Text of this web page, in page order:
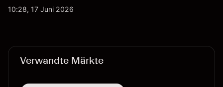
Aktienrückkäufe und Berichte über einen möglichen
10:28, 17 Juni 2026
Verwandte Märkte